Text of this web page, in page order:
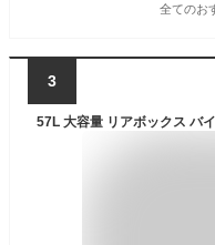
全てのお
3